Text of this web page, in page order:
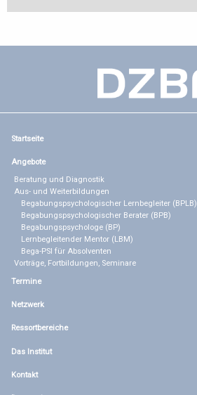
Startseite
Angebote
Beratung und Diagnostik
Aus- und Weiterbildungen
Begabungspsychologischer Lernbegleiter (BPLB)
Begabungspsychologischer Berater (BPB)
Begabungspsychologe (BP)
Lernbegleitender Mentor (LBM)
Bega-PSI für Absolventen
Vorträge, Fortbildungen, Seminare
Termine
Netzwerk
Ressortbereiche
Das Institut
Kontakt